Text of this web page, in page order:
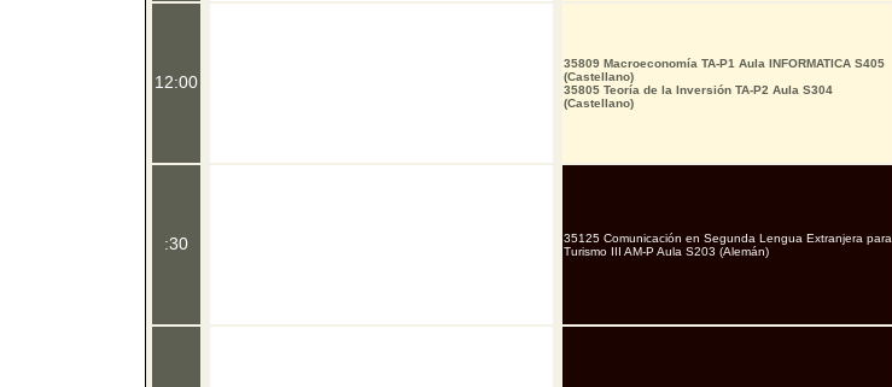
12:00
:30
35809 Macroeconomía TA-P1 Aula INFORMATICA S405
(Castellano)
35805 Teoría de la Inversión TA-P2 Aula S304
(Castellano)
35125 Comunicación en Segunda Lengua Extranjera para
Turismo III AM-P Aula S203 (Alemán)